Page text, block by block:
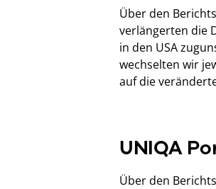
Über den
verlängerten die
in den USA
wechselten wir
auf die
UNIQA
Über den